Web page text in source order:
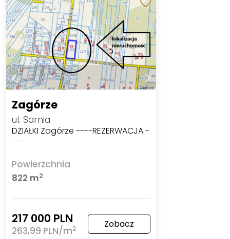
Zagórze
ul. Sarnia
DZIAŁKI Zagórze ----REZERWACJA -
---
Powierzchnia
822 m2
217 000 PLN
263,99 PLN/m2 Zobacz